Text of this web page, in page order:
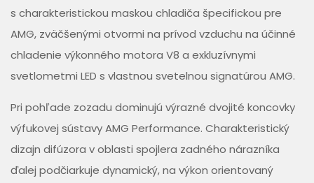
s charakteristickou maskou chladiča špecifickou pre
AMG, zväčšenými otvormi na prívod vzduchu na účinné
chladenie výkonného motora V8 a exkluzívnymi
svetlometmi LED s vlastnou svetelnou signatúrou AMG.
Pri pohľade zozadu dominujú výrazné dvojité koncovky
výfukovej sústavy AMG Performance. Charakteristický
dizajn difúzora v oblasti spojlera zadného nárazníka
ďalej podčiarkuje dynamický, na výkon orientovaný